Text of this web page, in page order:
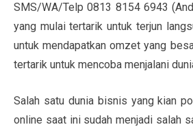
SMS/WA/Telp 0813 8154 6943
yang mulai tertarik untuk terjun
untuk mendapatkan omzet yang
tertarik untuk mencoba menjalani
Salah satu dunia bisnis yang kian
online saat ini sudah menjadi salah